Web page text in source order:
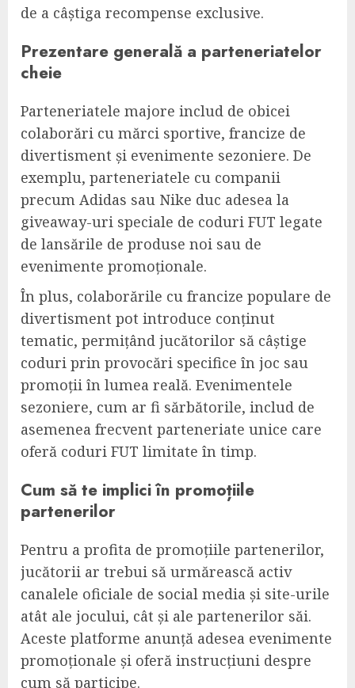
de a câștiga recompense exclusive.
Prezentare generală a parteneriatelor
cheie
Parteneriatele majore includ de obicei
colaborări cu mărci sportive, francize de
divertisment și evenimente sezoniere. De
exemplu, parteneriatele cu companii
precum Adidas sau Nike duc adesea la
giveaway-uri speciale de coduri FUT legate
de lansările de produse noi sau de
evenimente promoționale.
În plus, colaborările cu francize populare de
divertisment pot introduce conținut
tematic, permițând jucătorilor să câștige
coduri prin provocări specifice în joc sau
promoții în lumea reală. Evenimentele
sezoniere, cum ar fi sărbătorile, includ de
asemenea frecvent parteneriate unice care
oferă coduri FUT limitate în timp.
Cum să te implici în promoțiile
partenerilor
Pentru a profita de promoțiile partenerilor,
jucătorii ar trebui să urmărească activ
canalele oficiale de social media și site-urile
atât ale jocului, cât și ale partenerilor săi.
Aceste platforme anunță adesea evenimente
promoționale și oferă instrucțiuni despre
cum să participe.